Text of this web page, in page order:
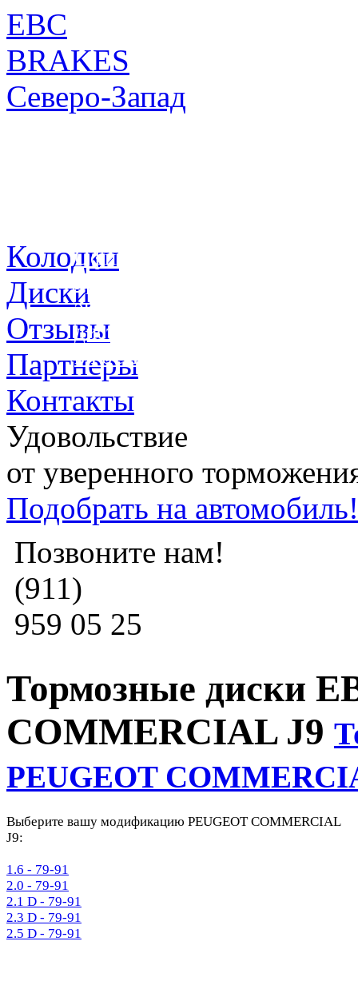
EBC
BRAKES
Северо-Запад
Официальное
представительство
эксклюзивного
дистрибьютора
в России
Колодки
Диски
Отзывы
Партнеры
Контакты
Удовольствие
от уверенного
Подобрать на автомобиль!
Позвоните нам!
(911)
959 05 25
Тормозные диски
COMMERCIAL J9
PEUGEOT
Выберите вашу модификацию PEUGEOT COMMERCIAL
J9:
1.6 - 79-91
2.0 - 79-91
2.1 D - 79-91
2.3 D - 79-91
2.5 D - 79-91